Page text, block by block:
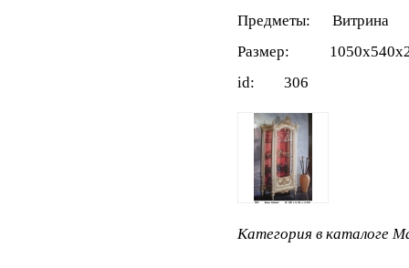
Предметы: Витрина
Размер:
id: 306
Категория в каталоге